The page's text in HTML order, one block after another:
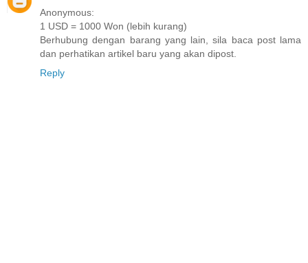
Anonymous:
1 USD = 1000 Won (lebih kurang)
Berhubung dengan barang yang lain, sila baca post lama
dan perhatikan artikel baru yang akan dipost.
Reply